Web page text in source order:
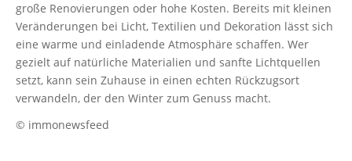
große Renovierungen oder hohe Kosten. Bereits mit kleinen
Veränderungen bei Licht, Textilien und Dekoration lässt sich
eine warme und einladende Atmosphäre schaffen. Wer
gezielt auf natürliche Materialien und sanfte Lichtquellen
setzt, kann sein Zuhause in einen echten Rückzugsort
verwandeln, der den Winter zum Genuss macht.
© immonewsfeed